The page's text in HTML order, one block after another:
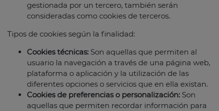
gestionada por un tercero, también serán
consideradas como cookies de terceros.
Tipos de cookies según la finalidad:
Cookies técnicas: Son aquellas que permiten al
usuario la navegación a través de una página web,
plataforma o aplicación y la utilización de las
diferentes opciones o servicios que en ella existan.
Cookies de preferencias o personalización: Son
aquellas que permiten recordar información para